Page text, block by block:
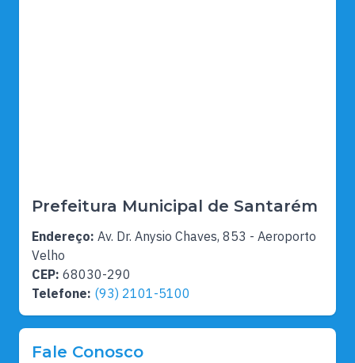
Prefeitura Municipal de Santarém
Endereço: Av. Dr. Anysio Chaves, 853 - Aeroporto
Velho
CEP: 68030-290
Telefone: (93) 2101-5100
Fale Conosco